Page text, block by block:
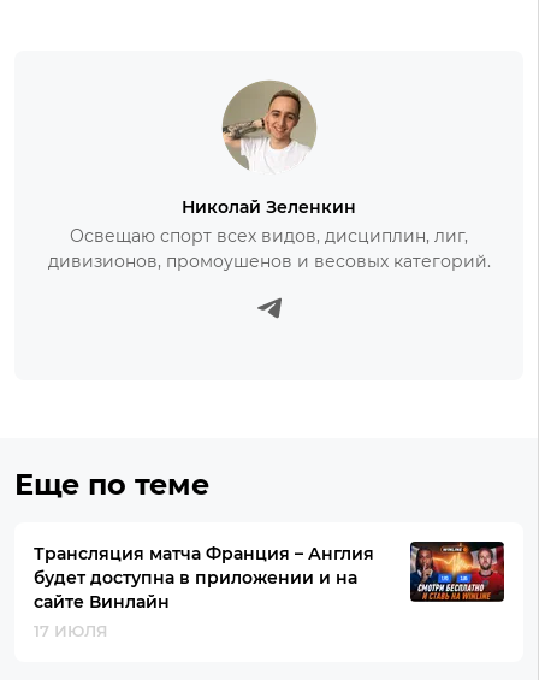
Николай Зеленкин
Освещаю спорт всех видов, дисциплин, лиг,
дивизионов, промоушенов и весовых категорий.
Еще по теме
Трансляция матча Франция – Англия
будет доступна в приложении и на
сайте Винлайн
17 ИЮЛЯ